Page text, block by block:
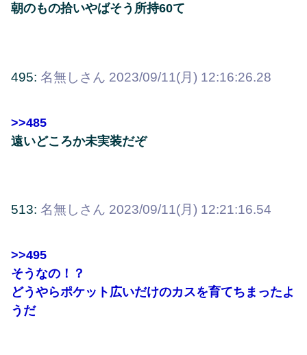
朝のもの拾いやばそう所持60て
495: 名無しさん 2023/09/11(月) 12:16:26.28
>>485
遠いどころか未実装だぞ
513: 名無しさん 2023/09/11(月) 12:21:16.54
>>495
そうなの！？
どうやらポケット広いだけのカスを育てちまったよ
うだ